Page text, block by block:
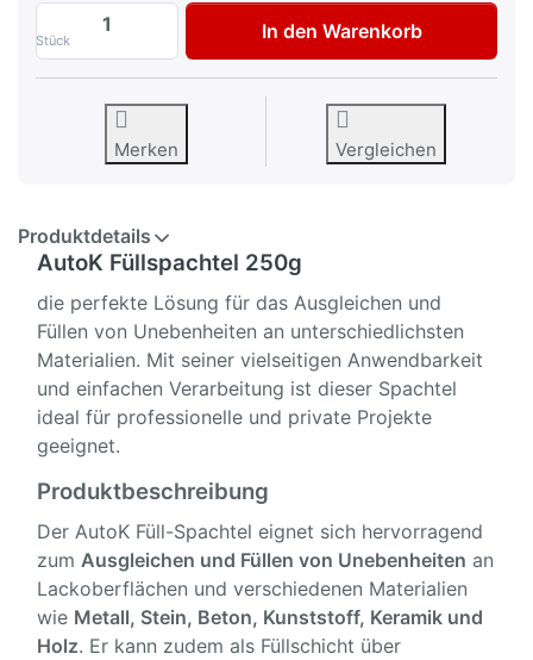
Stück
AutoK Füllspachtel 250g zu 4,95 €,
In den Warenkorb
Merken Vergleichen
Produktdetails
AutoK Füllspachtel 250g
die perfekte Lösung für das Ausgleichen und
Füllen von Unebenheiten an unterschiedlichsten
Materialien. Mit seiner vielseitigen Anwendbarkeit
und einfachen Verarbeitung ist dieser Spachtel
ideal für professionelle und private Projekte
geeignet.
Produktbeschreibung
Der AutoK Füll-Spachtel eignet sich hervorragend
zum Ausgleichen und Füllen von Unebenheiten an
Lackoberflächen und verschiedenen Materialien
wie Metall, Stein, Beton, Kunststoff, Keramik und
Holz. Er kann zudem als Füllschicht über